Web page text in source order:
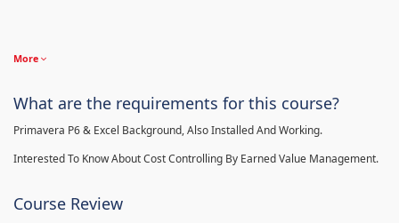
More
What are the requirements for this course?
Primavera P6 & Excel Background, Also Installed And Working.
Interested To Know About Cost Controlling By Earned Value Management.
Course Review